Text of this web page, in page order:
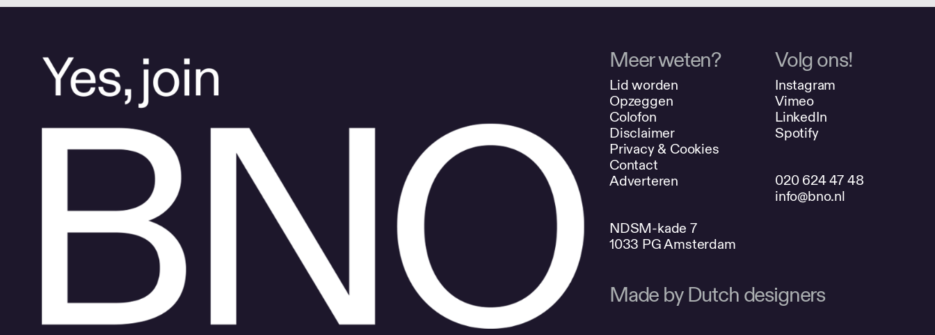
Meer weten?
Lid worden
Opzeggen
Colofon
Disclaimer
Privacy & Cookies
Contact
Adverteren
NDSM-kade 7
1033 PG Amsterdam
Volg ons!
Instagram
Vimeo
LinkedIn
Spotify
020 624 47 48
info@bno.nl
Made by Dutch designers